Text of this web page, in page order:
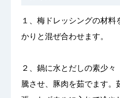
１、梅ドレッシングの材料
かりと混ぜ合わせます。
２、鍋に水とだしの素少々
騰させ、豚肉を茹でます。